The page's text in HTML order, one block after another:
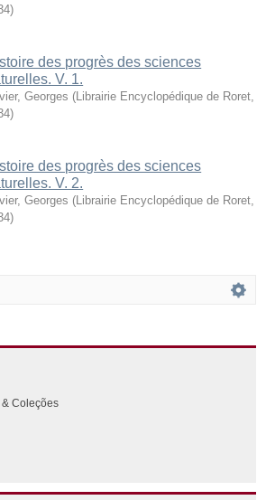
)
des progrès des sciences
V. 1.
Georges ( Librairie Encyclopédique de Roret
)
des progrès des sciences
V. 2.
Georges ( Librairie Encyclopédique de Roret
)
Coleções